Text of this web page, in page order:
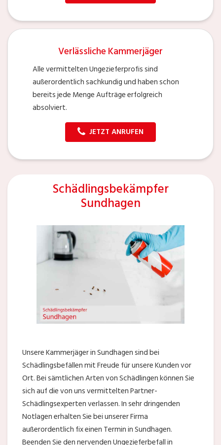
Verlässliche Kammerjäger
Alle vermittelten Ungezieferprofis sind
außerordentlich sachkundig und haben schon
bereits jede Menge Aufträge erfolgreich
absolviert.
JETZT ANRUFEN
Schädlingsbekämpfer
Sundhagen
Unsere Kammerjäger in Sundhagen sind bei
Schädlingsbefällen mit Freude für unsere Kunden vor
Ort. Bei sämtlichen Arten von Schädlingen können Sie
sich auf die von uns vermittelten Partner-
Schädlingsexperten verlassen. In sehr dringenden
Notlagen erhalten Sie bei unserer Firma
außerordentlich fix einen Termin in Sundhagen.
Beenden Sie den nervenden Ungezieferbefall in